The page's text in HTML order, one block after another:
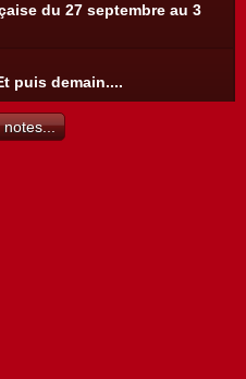
du 27 septembre au 3
puis demain....
notes...